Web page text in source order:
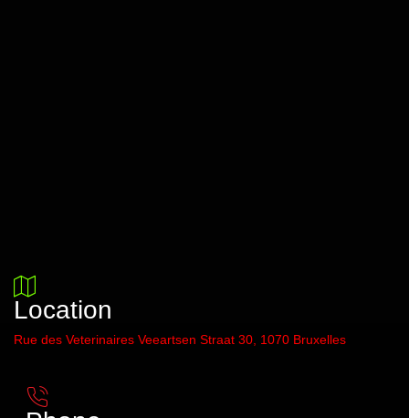
Location
Rue des Veterinaires Veeartsen Straat 30, 1070 Bruxelles